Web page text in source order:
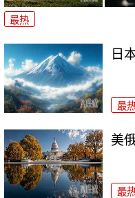
最热
日
最
美
最